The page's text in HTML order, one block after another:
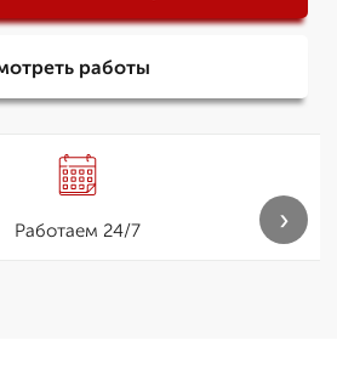
работы
Работаем 24/7 ›